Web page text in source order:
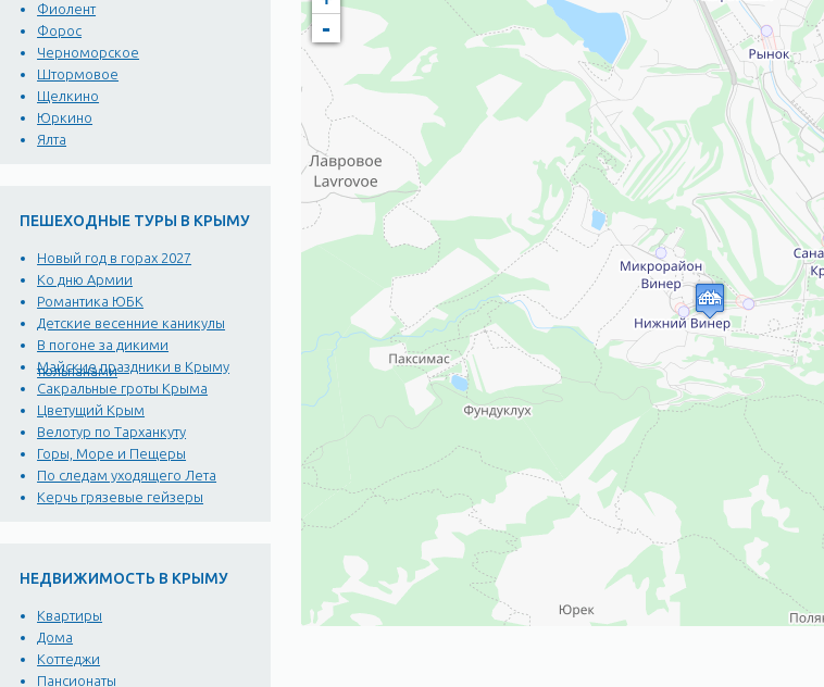
Фиолент
Форос
Черноморское
Штормовое
Щелкино
Юркино
Ялта
ПЕШЕХОДНЫЕ ТУРЫ В КРЫМУ
Новый год в горах 2027
Ко дню Армии
Романтика ЮБК
Детские весенние каникулы
В погоне за дикими
тюльпанами
Майские праздники в Крыму
Сакральные гроты Крыма
Цветущий Крым
Велотур по Тарханкуту
Горы, Море и Пещеры
По следам уходящего Лета
Керчь грязевые гейзеры
НЕДВИЖИМОСТЬ В КРЫМУ
Квартиры
Дома
Коттеджи
Пансионаты
-